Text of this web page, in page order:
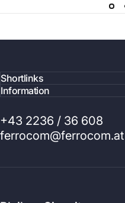
Shortlinks
Information
+43 2236 / 36 608
ferrocom@ferrocom.at